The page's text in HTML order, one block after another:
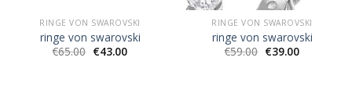
RINGE VON SWAROVSKI
ringe von swarovski
€65.00 €43.00
RINGE VON SWAROVSKI
ringe von swarovski
€59.00 €39.00